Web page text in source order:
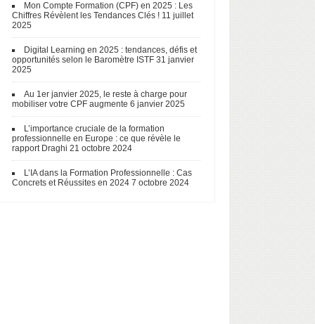
Mon Compte Formation (CPF) en 2025 : Les
Chiffres Révèlent les Tendances Clés ! 11 juillet
2025
Digital Learning en 2025 : tendances, défis et
opportunités selon le Baromètre ISTF 31 janvier
2025
Au 1er janvier 2025, le reste à charge pour
mobiliser votre CPF augmente 6 janvier 2025
L’importance cruciale de la formation
professionnelle en Europe : ce que révèle le
rapport Draghi 21 octobre 2024
L’IA dans la Formation Professionnelle : Cas
Concrets et Réussites en 2024 7 octobre 2024